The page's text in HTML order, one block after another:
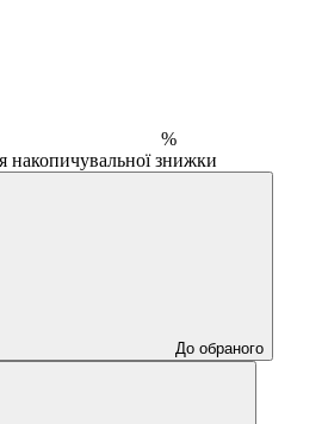
%
накопичувальної знижки
До обраного